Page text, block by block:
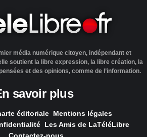
média numérique citoyen, indépendant et
soutient la libre expression, la libre création, la
et des opinions, comme de l’information.
savoir plus
éditoriale Mentions légales
Les Amis de LaTéléLibre